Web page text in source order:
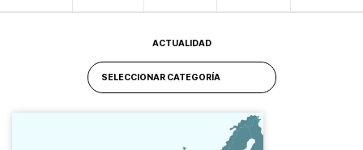
ACTUALIDAD